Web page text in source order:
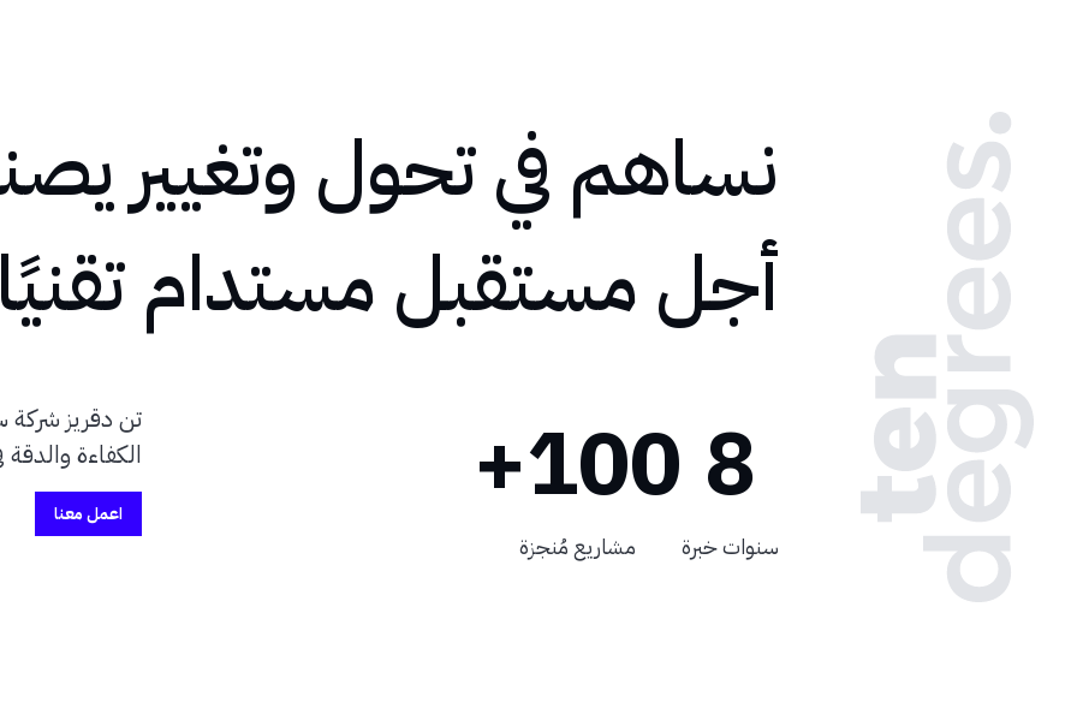
نساهم في تحول وتغيير
أجل مستقبل مستدام
8
سنوات خبرة
100+
مشاريع مُنجزة
تن دقريز شركة
الكفاءة
اعمل معنا